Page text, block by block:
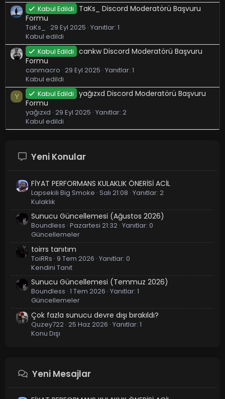
Kabul Edildi
TaKs_ Discord Moderatörü Başvuru
Formu
TaKs_ 29 Eyl 2025 Yanıtlar: 1
Kabul edildi
Kabul Edildi
cankw Discord Moderatörü Başvuru
Formu
canmacro 29 Eyl 2025 Yanıtlar: 1
Kabul edildi
Y Kabul Edildi
yağızxd Discord Moderatörü Başvuru
Formu
yağızxd 29 Eyl 2025 Yanıtlar: 2
Kabul edildi
Yeni Konular
FİYAT PERFORMANS KULAKLIK ÖNERİSİ ACİL
Lapsekili Big Smoke Salı 21:08 Yanıtlar: 2
Kulaklık
Sunucu Güncellemesi (Ağustos 2026)
Boundless Pazartesi 21:32 Yanıtlar: 0
Güncellemeler
toirrs tanıtım
ToiRRs 9 Tem 2026 Yanıtlar: 0
Kendini Tanıt
Sunucu Güncellemesi (Temmuz 2026)
Boundless 1 Tem 2026 Yanıtlar: 1
Güncellemeler
Çok fazla sunucu devre dışı bırakıldı?
Quzey722 25 Haz 2026 Yanıtlar: 1
Konu Dışı
Yeni Mesajlar